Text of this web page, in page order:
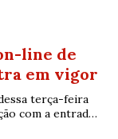
line de
em vigor
terça-feira
com a entrada